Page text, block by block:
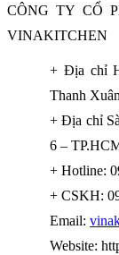
CÔNG TY CỔ
VINAKITCHEN
+ Địa chỉ
Thanh
+ Địa chỉ
6 –
+ Hotline:
+ CSKH:
Email:
Website: